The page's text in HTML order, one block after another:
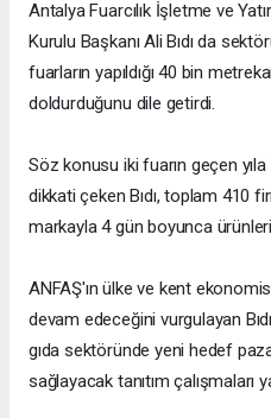
Antalya Fuarcılık İşletme ve
Kurulu Başkanı Ali Bıdı da
fuarların yapıldığı 40 bin
doldurduğunu dile getirdi.
Söz konusu iki fuarın geçen
dikkati çeken Bıdı, toplam 410
markayla 4 gün boyunca
ANFAŞ'ın ülke ve kent
devam edeceğini vurgulayan
gıda sektöründe yeni hedef
sağlayacak tanıtım çalışmaları